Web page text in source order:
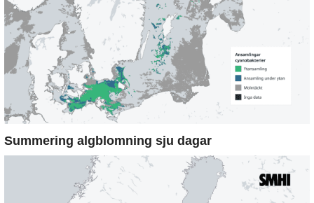
Summering algblomning sju dagar